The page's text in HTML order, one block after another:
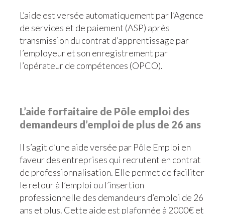
L’aide est versée automatiquement par l’Agence
de services et de paiement (ASP) après
transmission du contrat d’apprentissage par
l’employeur et son enregistrement par
l’opérateur de compétences (OPCO).
L’aide forfaitaire de Pôle emploi des
demandeurs d’emploi de plus de 26 ans
Il s’agit d’une aide versée par Pôle Emploi en
faveur des entreprises qui recrutent en contrat
de professionnalisation. Elle permet de faciliter
le retour à l’emploi ou l’insertion
professionnelle des demandeurs d’emploi de 26
ans et plus. Cette aide est plafonnée à 2000€ et